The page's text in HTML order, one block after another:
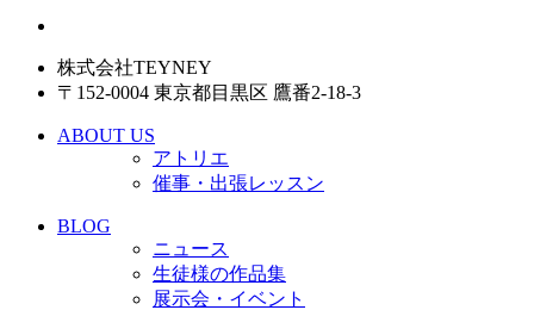
株式会社TEYNEY
〒152-0004 東京都目黒区 鷹番2-18-3
ABOUT US
アトリエ
催事・出張レッスン
BLOG
ニュース
生徒様の作品集
展示会・イベント